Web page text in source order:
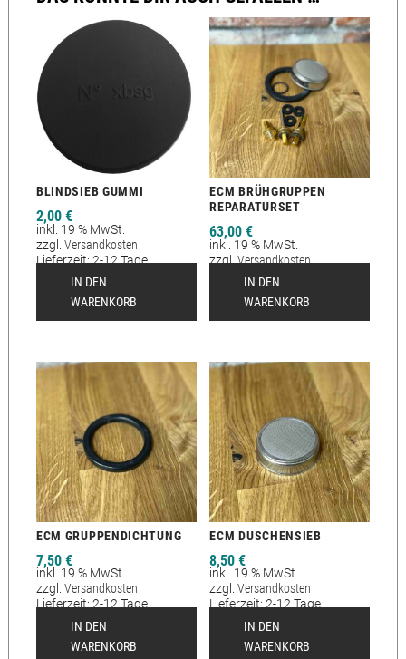
BLINDSIEB GUMMI
2,00 €
inkl. 19 % MwSt.
zzgl. Versandkosten
Lieferzeit:2-12 Tage
IN DEN
WARENKORB
ECM BRÜHGRUPPEN
REPARATURSET
63,00€
inkl. 19 % MwSt.
zzgl.Versandkosten
IN DEN
WARENKORB
ECM GRUPPENDICHTUNG
7,50 €
inkl. 19 % MwSt.
zzgl. Versandkosten
Lieferzeit:2-12 Tage
IN DEN
WARENKORB
ECM DUSCHENSIEB
8,50€
inkl. 19 % MwSt.
zzgl.Versandkosten
Lieferzeit:2-12 Tage
IN DEN
WARENKORB